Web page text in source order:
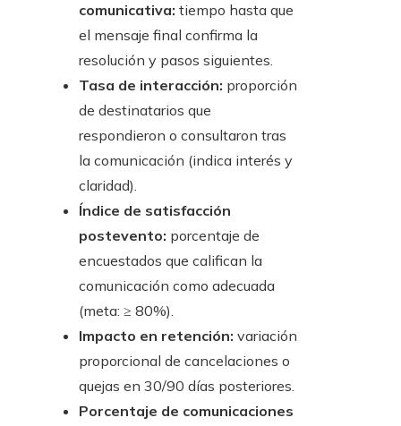
comunicativa: tiempo hasta que
el mensaje final confirma la
resolución y pasos siguientes.
Tasa de interacción: proporción
de destinatarios que
respondieron o consultaron tras
la comunicación (indica interés y
claridad).
Índice de satisfacción
postevento: porcentaje de
encuestados que califican la
comunicación como adecuada
(meta: ≥ 80%).
Impacto en retención: variación
proporcional de cancelaciones o
quejas en 30/90 días posteriores.
Porcentaje de comunicaciones